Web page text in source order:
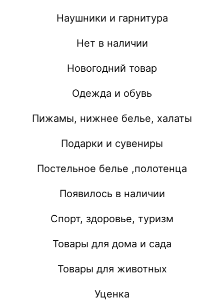
Наушники и гарнитура
Нет в наличии
Новогодний товар
Одежда и обувь
Пижамы, нижнее белье, халаты
Подарки и сувениры
Постельное белье ,полотенца
Появилось в наличии
Спорт, здоровье, туризм
Товары для дома и сада
Товары для животных
Уценка